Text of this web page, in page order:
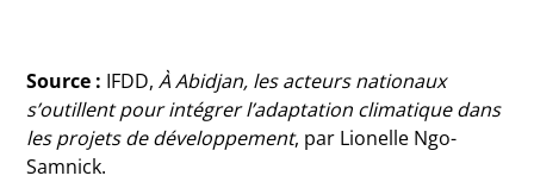
Source : IFDD,À Abidjan, les acteurs nationaux
s’outillent pour intégrer l’adaptation climatique dans
les projets de développement, par Lionelle Ngo-
Samnick.